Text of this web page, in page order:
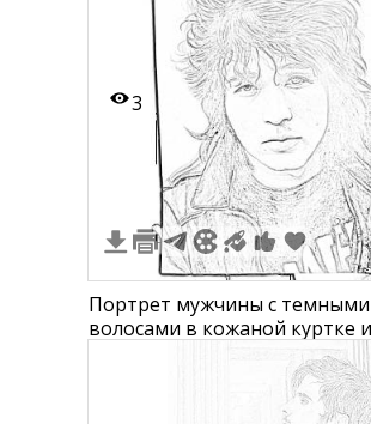
3
Портрет мужчины с темными
волосами в кожаной куртке и
футболке с надписью, черно-